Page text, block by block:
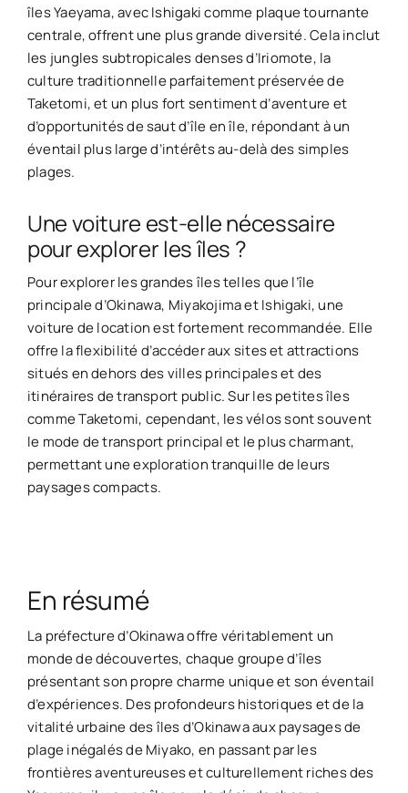
îles Yaeyama, avec Ishigaki comme plaque tournante
centrale, offrent une plus grande diversité. Cela inclut
les jungles subtropicales denses d’Iriomote, la
culture traditionnelle parfaitement préservée de
Taketomi, et un plus fort sentiment d’aventure et
d’opportunités de saut d’île en île, répondant à un
éventail plus large d’intérêts au-delà des simples
plages.
Une voiture est-elle nécessaire
pour explorer les îles ?
Pour explorer les grandes îles telles que l’île
principale d’Okinawa, Miyakojima et Ishigaki, une
voiture de location est fortement recommandée. Elle
offre la flexibilité d’accéder aux sites et attractions
situés en dehors des villes principales et des
itinéraires de transport public. Sur les petites îles
comme Taketomi, cependant, les vélos sont souvent
le mode de transport principal et le plus charmant,
permettant une exploration tranquille de leurs
paysages compacts.
En résumé
La préfecture d’Okinawa offre véritablement un
monde de découvertes, chaque groupe d’îles
présentant son propre charme unique et son éventail
d’expériences. Des profondeurs historiques et de la
vitalité urbaine des îles d’Okinawa aux paysages de
plage inégalés de Miyako, en passant par les
frontières aventureuses et culturellement riches des